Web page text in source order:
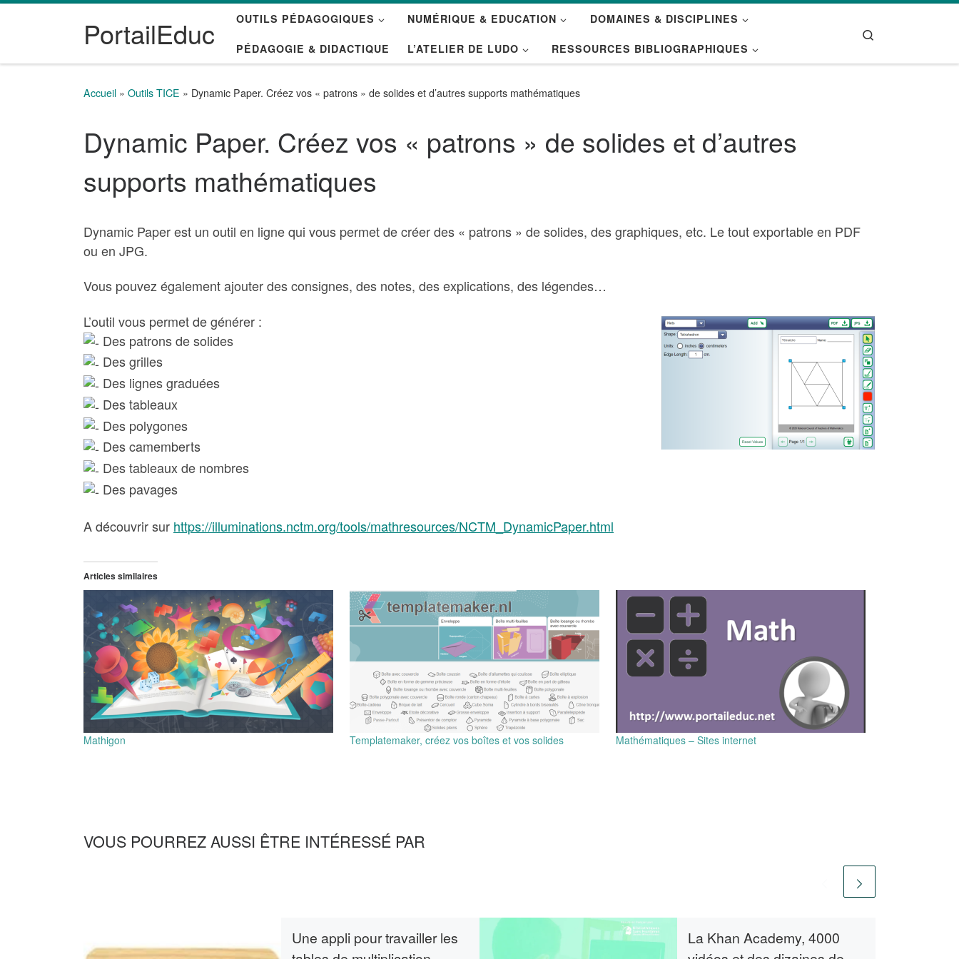
PortailEduc OUTILS PÉDAGOGIQUES NUMÉRIQUE & EDUCATION DOMAINES & DISCIPLINES
PÉDAGOGIE & DIDACTIQUE L’ATELIER DE LUDO RESSOURCES BIBLIOGRAPHIQUES
Accueil » Outils TICE » Dynamic Paper. Créez vos « patrons » de solides et d’autres supports mathématiques
Dynamic Paper. Créez vos « patrons » de solides et d’autres
supports mathématiques
Dynamic Paper est un outil en ligne qui vous permet de créer des « patrons » de solides, des graphiques, etc. Le tout exportable en PDF
ou en JPG.
Vous pouvez également ajouter des consignes, des notes, des explications, des légendes…
L’outil vous permet de générer :
Des patrons de solides
Des grilles
Des lignes graduées
Des tableaux
Des polygones
Des camemberts
Des tableaux de nombres
Des pavages
A découvrir sur https://illuminations.nctm.org/tools/mathresources/NCTM_DynamicPaper.html
Articles similaires
Mathigon Templatemaker, créez vos boîtes et vos solides Mathématiques – Sites internet
VOUS POURREZ AUSSI ÊTRE INTÉRESSÉ PAR
Une appli pour travailler les
La Khan Academy, 4000